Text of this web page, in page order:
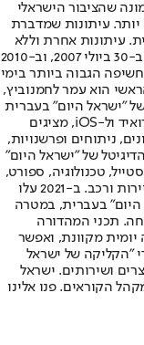
שהציבור הישראלי
יותר. עיתונות שמדברת
עיתונות אחרת וללא
תשלום. המהדורה המודפסת הראשונה פורסמה ב-30 ביולי 2007, וב-2010
הגבוה ביותר בימי
הוא עמר לחמנוביץ,
"ישראל היום" בעברית
ובאנגלית, כמו כן היישומונים (אפליקציות) לאנדרואיד ול-iOS, מציגים
ניתוחים ופרשנויות,
של "ישראל היום"
טכנולוגיה, ספורט,
כלכלה וצרכנות, בריאות, חיילים, אוכל, יהדות, תיירות ורכב. ב-2021 עלו
היום" בעברית, במטרה
תכני המהדורה
מקוונת, ואפשר
"הקליקה של ישראל
ושירותים. ישראל
הקוראים. פנו אלינו